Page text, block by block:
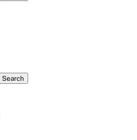
Search